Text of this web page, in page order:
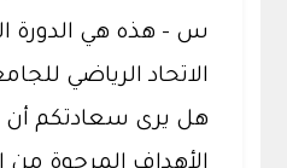
س - هذه هي الدورة
الاتحاد الرياضي
هل يرى سعادتكم أن